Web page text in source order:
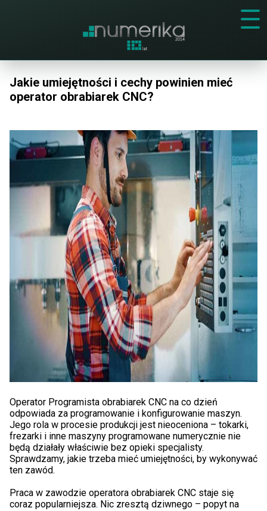
Jakie umiejętności i cechy powinien mieć
operator obrabiarek CNC?
Operator Programista obrabiarek CNC na co dzień
odpowiada za programowanie i konfigurowanie maszyn.
Jego rola w procesie produkcji jest nieoceniona – tokarki,
frezarki i inne maszyny programowane numerycznie nie
będą działały właściwie bez opieki specjalisty.
Sprawdzamy, jakie trzeba mieć umiejętności, by wykonywać
ten zawód.
Praca w zawodzie operatora obrabiarek CNC staje się
coraz popularniejsza. Nic zresztą dziwnego – popyt na